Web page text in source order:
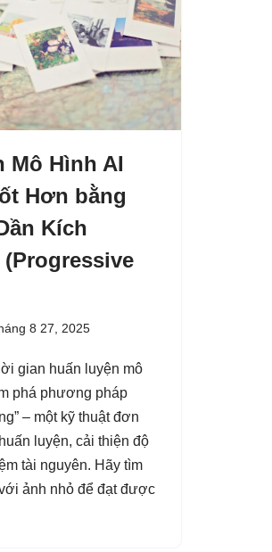
Mô Hình AI
Hơn bằng
Kích
8 27, 2025
gian huấn luyện mô
phá phương pháp
– một kỹ thuật đơn
luyện, cải thiện độ
tài nguyên. Hãy tìm
ảnh nhỏ để đạt được